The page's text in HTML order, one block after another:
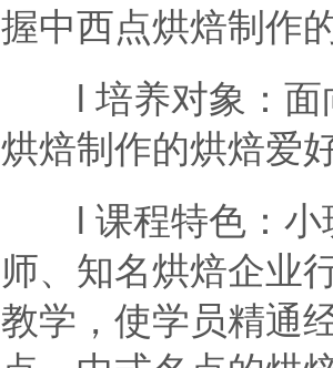
握中西点烘焙制作
l 培养对象：面
烘焙制作的烘焙爱
l 课程特色：小
师、知名烘焙企业
教学，使学员精通